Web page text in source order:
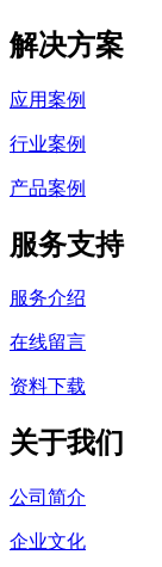
解决方案
应用案例
行业案例
产品案例
服务支持
服务介绍
在线留言
资料下载
关于我们
公司简介
企业文化